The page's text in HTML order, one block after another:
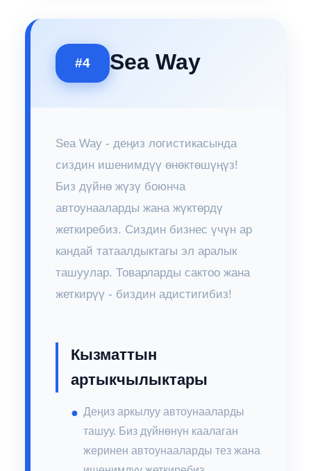
#4 Sea Way
Sea Way - деңиз логистикасында
сиздин ишенимдүү өнөктөшүңүз!
Биз дүйнө жүзү боюнча
автоунааларды жана жүктөрдү
жеткиребиз. Сиздин бизнес үчүн ар
кандай татаалдыктагы эл аралык
ташуулар. Товарларды сактоо жана
жеткирүү - биздин адистигибиз!
Кызматтын
артыкчылыктары
Деңиз аркылуу автоунааларды
ташуу. Биз дүйнөнүн каалаган
жеринен автоунааларды тез жана